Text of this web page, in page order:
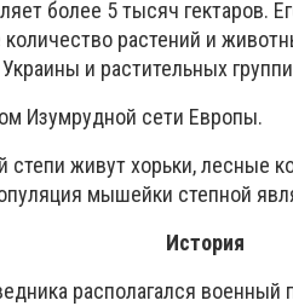
более 5 тысяч гектаров.
растений и
и растительных
Изумрудной сети Европы.
степи живут хорьки, лесные
мышейки степной
История
располагался